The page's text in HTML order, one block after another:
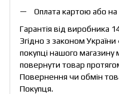
Оплата картою або
Гарантія від виробника
Згідно з законом
покупці нашого
повернути товар
Повернення чи обмін
Покупця.